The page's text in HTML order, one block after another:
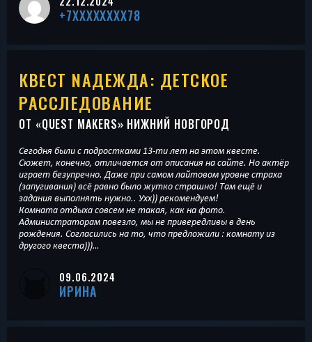
+7XXXXXXXX78
КВЕСТ NАДЕЖДА: ДЕТСКОЕ
РАССЛЕДОВАНИЕ
ОТ «QUEST MAKERS» НИЖНИЙ НОВГОРОД
Сегодня были с подростками 13-ти лет на этом квесте.
Сюжет, конечно, отличается от описания на сайте. Но актёр
играет безупречно. Даже при самом лайтовом уровне страха
(запугивания) всё равно было жутко страшно! Там ещё и
задания выполнять нужно.. Ухх)) рекомендуем!
Комната отдыха совсем не такая, как на фото.
Администраторам повезло, мы не привередливы в день
рождения. Согласились на то, что предложили : комнату из
другого квеста)))…
09.06.2024
ИРИНА